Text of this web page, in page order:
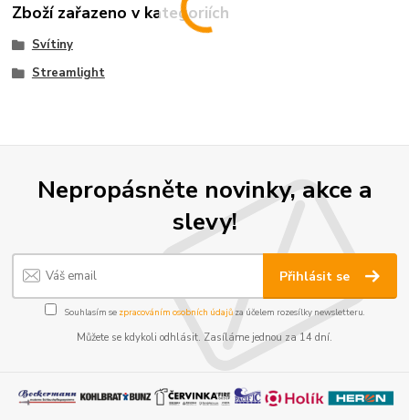
Zboží zařazeno v kategoriích
Svítiny
Streamlight
Nepropásněte novinky, akce a
slevy!
Přihlásit se
Souhlasím se zpracováním osobních údajůza účelem rozesílky newsletteru.
Můžete se kdykoli odhlásit. Zasíláme jednou za 14 dní.